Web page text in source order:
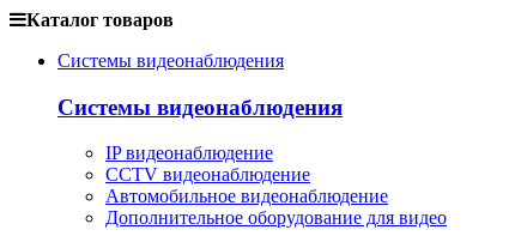
Каталог товаров
Системы видеонаблюдения
Системы видеонаблюдения
IP видеонаблюдение
CCTV видеонаблюдение
Автомобильное видеонаблюдение
Дополнительное оборудование для видео